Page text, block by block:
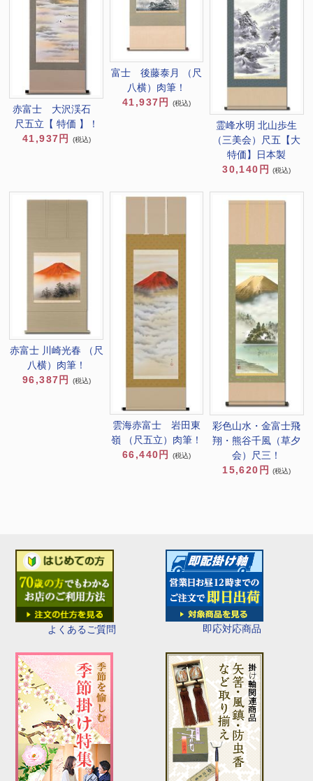
よくあるご質問 即応対応商品
赤富士 大沢渓石
尺五立【 特価 】！
41,937円
(税込)
富士 後藤泰月 （尺
八横）肉筆！
41,937円
(税込)
霊峰水明 北山歩生
（三美会）尺五【大
特価】日本製
30,140円
(税込)
赤富士 川崎光春 （尺
八横）肉筆！
96,387円
(税込)
雲海赤富士 岩田東
嶺 （尺五立）肉筆！
66,440円
(税込)
彩色山水・金富士飛
翔・熊谷千風（草夕
会）尺三！
15,620円
(税込)